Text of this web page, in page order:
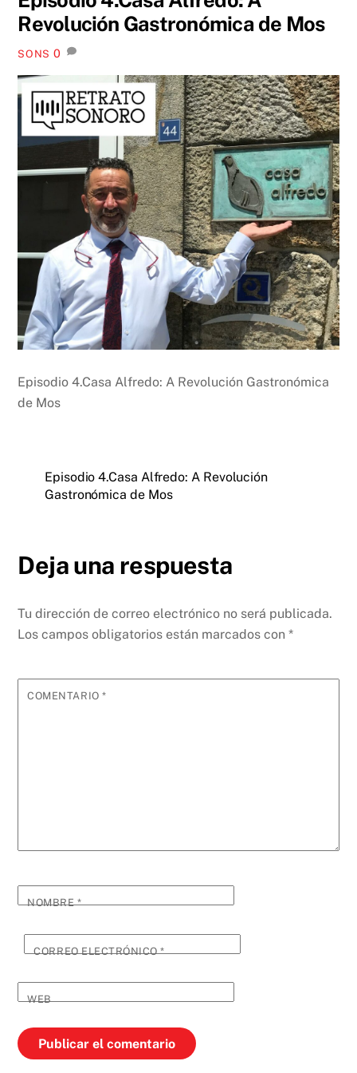
Revolución Gastronómica de Mos
SONS 0
Episodio 4.Casa Alfredo: A Revolución Gastronómica
de Mos
Episodio 4.Casa Alfredo: A Revolución
Gastronómica de Mos
Deja una respuesta
Tu dirección de correo electrónico no será publicada.
Los campos obligatorios están marcados con*
COMENTARIO*
NOMBRE*
CORREO ELECTRÓNICO*
WEB